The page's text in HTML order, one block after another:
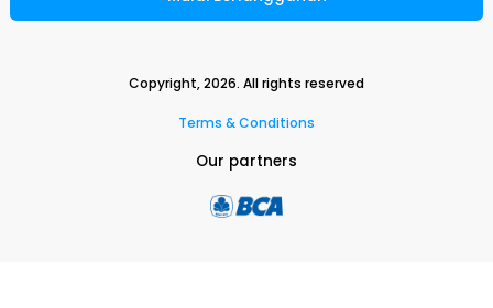
Copyright,2026. All rights reserved
Terms & Conditions
Our partners